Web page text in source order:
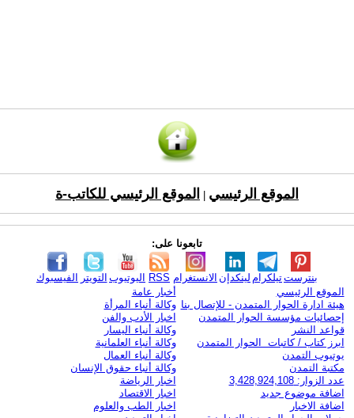
الموقع الرئيسي الموقع الرئيسي للكاتب-ة
تابعونا على:
الفيسبوك التويتر اليوتيوب RSS الانستغرام لينكدإن تيلكرامبنترست
الموقع الرئيسي
هيئة ادارة الحوار المتمدن - للإتصال بنا
إحصائيات مؤسسة الحوار المتمدن
قواعد النشر
ابرز كتاب / كاتبات الحوار المتمدن
يوتيوب التمدن
مكتبة التمدن
عدد الزوار: 3,428,924,108
اضافة موضوع جديد
اضافة الاخبار
أخبار عامة
وكالة أنباء المرأة
اخبار الأدب والفن
وكالة أنباء اليسار
وكالة أنباء العلمانية
وكالة أنباء العمال
وكالة أنباء حقوق الإنسان
اخبار الرياضة
اخبار الاقتصاد
اخبار الطب والعلوم